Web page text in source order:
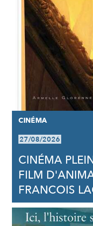
CINÉMA
27/08/2026
CINÉMA
FILM
FRANCOIS